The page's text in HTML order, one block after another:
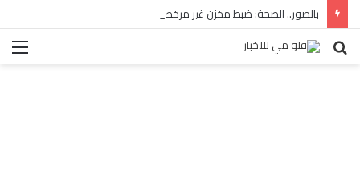
بالصور.. الصحة: ضبط مخزن غير مرخص للأدوية المهربة بالبساتين
بحث